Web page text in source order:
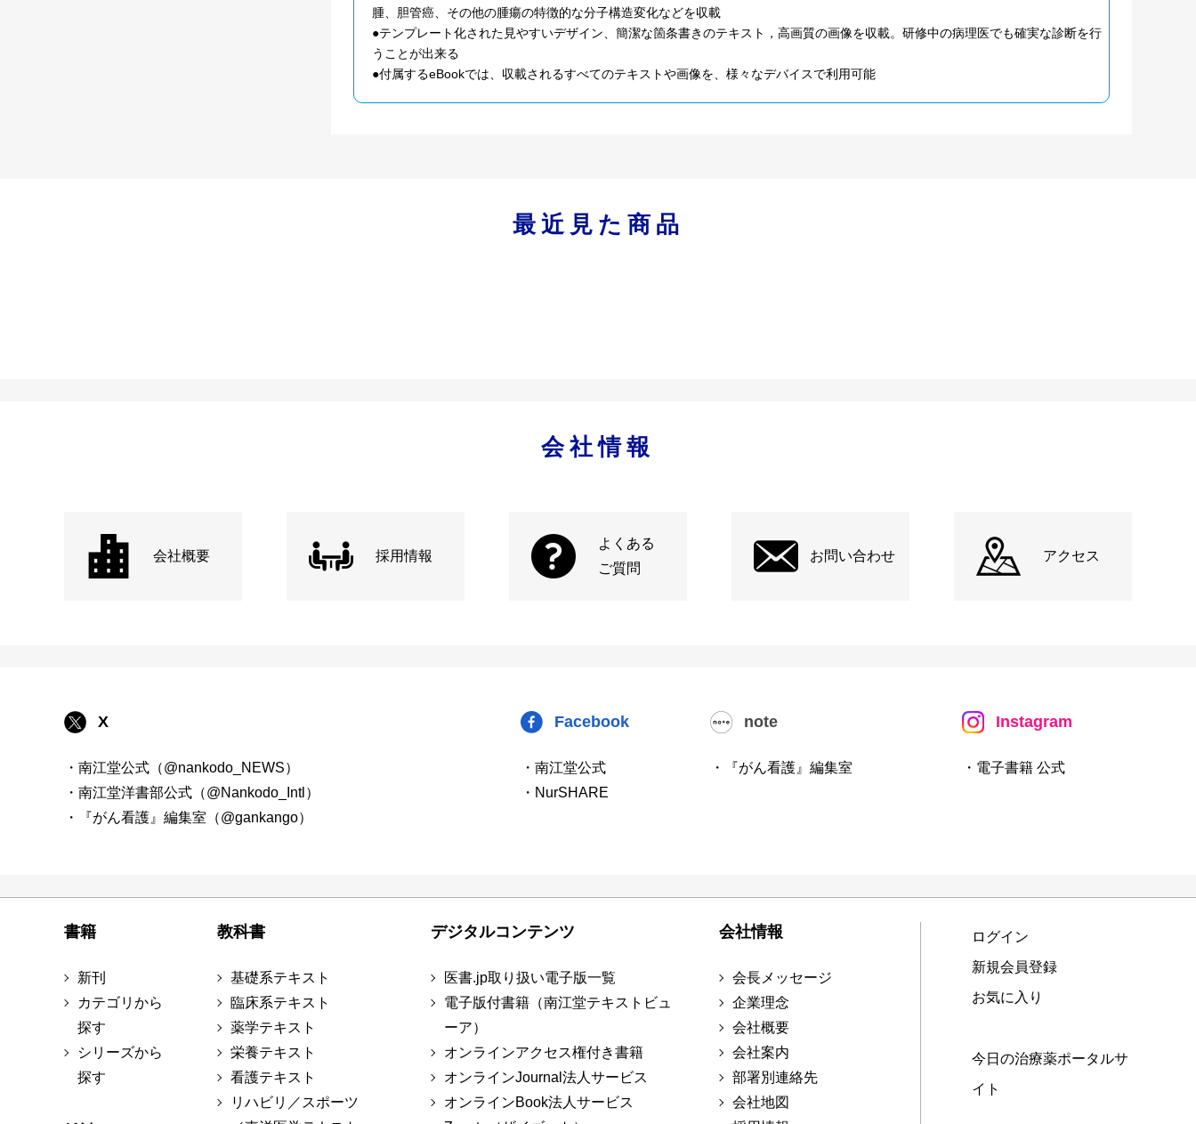
腫、胆管癌、その他の腫瘍の特徴的な分子構造変化などを収載
●テンプレート化された見やすいデザイン、簡潔な箇条書きのテキスト，高画質の画像を収載。研修中の病理医でも確実な診断を行
うことが出来る
●付属するeBookでは、収載されるすべてのテキストや画像を、様々なデバイスで利用可能
最近見た商品
会社情報
会社概要 採用情報
よくある
ご質問
お問い合わせ アクセス
X
・南江堂公式（@nankodo_NEWS）
・南江堂洋書部公式（@Nankodo_Intl）
・『がん看護』編集室（@gankango）
Facebook
・南江堂公式
・NurSHARE
note
・『がん看護』編集室
Instagram
・電子書籍 公式
書籍
新刊
カテゴリから
探す
シリーズから
探す
教科書
基礎系テキスト
臨床系テキスト
薬学テキスト
栄養テキスト
看護テキスト
リハビリ／スポーツ
デジタルコンテンツ
医書.jp取り扱い電子版一覧
電子版付書籍（南江堂テキストビュ
ーア）
オンラインアクセス権付き書籍
オンラインJournal法人サービス
オンラインBook法人サービス
会社情報
会長メッセージ
企業理念
会社概要
会社案内
部署別連絡先
会社地図
ログイン
新規会員登録
お気に入り
今日の治療薬ポータルサ
イト